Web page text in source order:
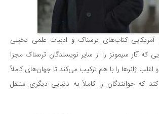
کتاب‌های ترسناک و ادبیات علمی تخیلی
که آثار سیمونز را از سایر نویسندگان ترسناک مجزا
ژانرها را با هم ترکیب می‌کند تا جهان‌های کاملاً
که خوانندگان را کاملاً به دنیایی دیگری منتقل